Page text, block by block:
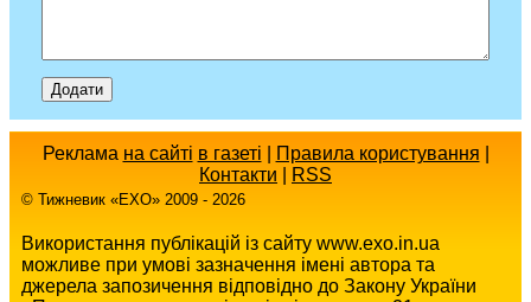
Реклама на сайті в газеті Правила користування
Контакти
RSS
© Тижневик «EХO» 2009 - 2026
Використання публікацій із сайту www.exo.in.ua
можливе при умові зазначення імені автора та
джерела запозичення відповідно до Закону України